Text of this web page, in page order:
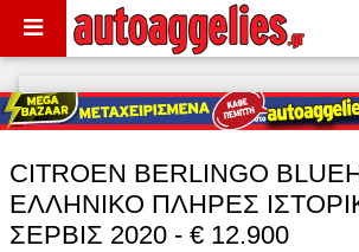
CITROEN BERLINGO
ΕΛΛΗΝΙΚΟ ΠΛΗΡΕΣ
ΣΕΡΒΙΣ 2020 - € 12.900